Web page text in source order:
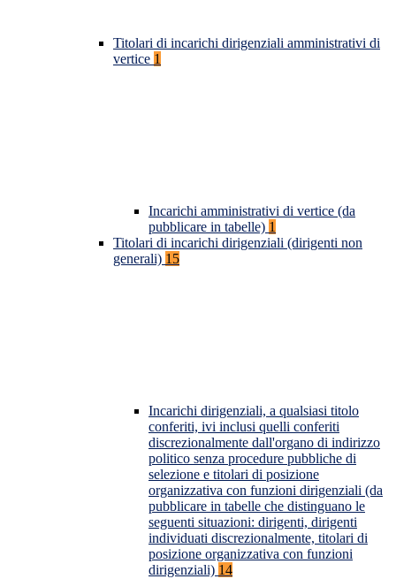
Titolari di incarichi dirigenziali amministrativi di
vertice 1
Incarichi amministrativi di vertice (da
pubblicare in tabelle) 1
Titolari di incarichi dirigenziali (dirigenti non
generali) 15
Incarichi dirigenziali, a qualsiasi titolo
conferiti, ivi inclusi quelli conferiti
discrezionalmente dall'organo di indirizzo
politico senza procedure pubbliche di
selezione e titolari di posizione
organizzativa con funzioni dirigenziali (da
pubblicare in tabelle che distinguano le
seguenti situazioni: dirigenti, dirigenti
individuati discrezionalmente, titolari di
posizione organizzativa con funzioni
dirigenziali) 14